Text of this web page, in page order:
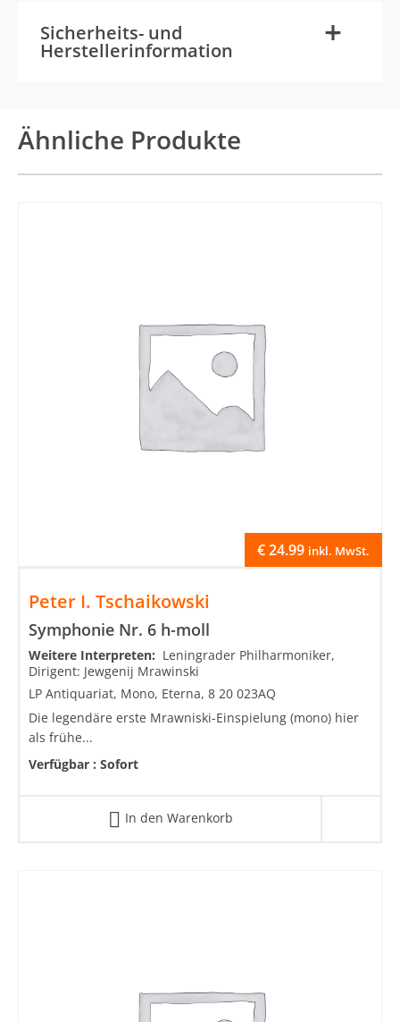
Sicherheits- und
Herstellerinformation +
-
Ähnliche Produkte
Peter I. Tschaikowski
Symphonie Nr. 6 h-moll
€24.99 inkl. MwSt.
Weitere Interpreten: Leningrader Philharmoniker,
Dirigent: Jewgenij Mrawinski
LP Antiquariat, Mono, Eterna, 8 20 023AQ
Die legendäre erste Mrawniski-Einspielung (mono) hier
als frühe...
Verfügbar : Sofort
In den Warenkorb